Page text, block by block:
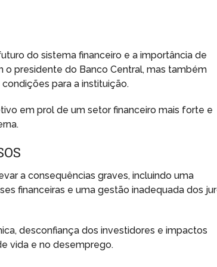
do sistema financeiro e a importância de
o presidente do Banco Central, mas também
para a instituição.
em prol de um setor financeiro mais forte e
a consequências graves, incluindo uma
financeiras e uma gestão inadequada dos
desconfiança dos investidores e impactos
vida e no desemprego.